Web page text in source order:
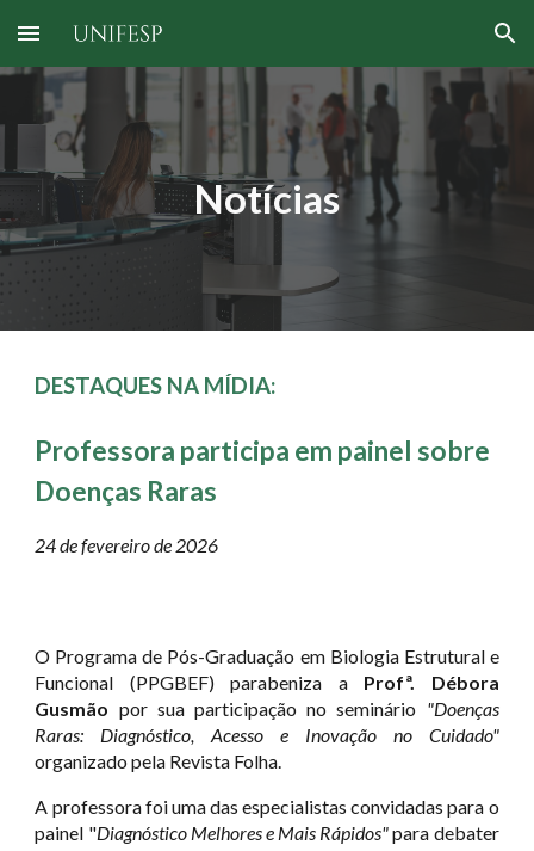
Skip to main content Skip to navigation
Notícias
DESTAQUES NA MÍDIA:
Professora participa em painel sobre
Doenças Raras
24 de fevereiro de 2026
O Programa de Pós-Graduação em Biologia Estrutural e
Funcional (PPGBEF) parabeniza a Profª. Débora
Gusmão por sua participação no seminário "Doenças
Raras: Diagnóstico, Acesso e Inovação no Cuidado"
organizado pela Revista Folha.
A professora foi uma das especialistas convidadas para o
painel "Diagnóstico Melhores e Mais Rápidos"para debater